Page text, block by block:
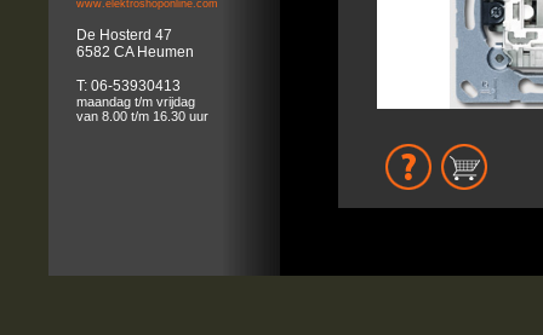
www.elektroshoponline.com
De Hosterd 47
6582 CA Heumen
T: 06-53930413
maandag t/m vrijdag
van 8.00 t/m 16.30 uur